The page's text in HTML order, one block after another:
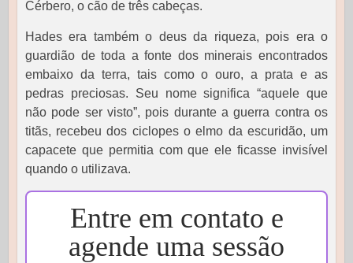
Cérbero, o cão de três cabeças.
Hades era também o deus da riqueza, pois era o
guardião de toda a fonte dos minerais encontrados
embaixo da terra, tais como o ouro, a prata e as
pedras preciosas. Seu nome significa “aquele que
não pode ser visto”, pois durante a guerra contra os
titãs, recebeu dos ciclopes o elmo da escuridão, um
capacete que permitia com que ele ficasse invisível
quando o utilizava.
Entre em contato e
agende uma sessão